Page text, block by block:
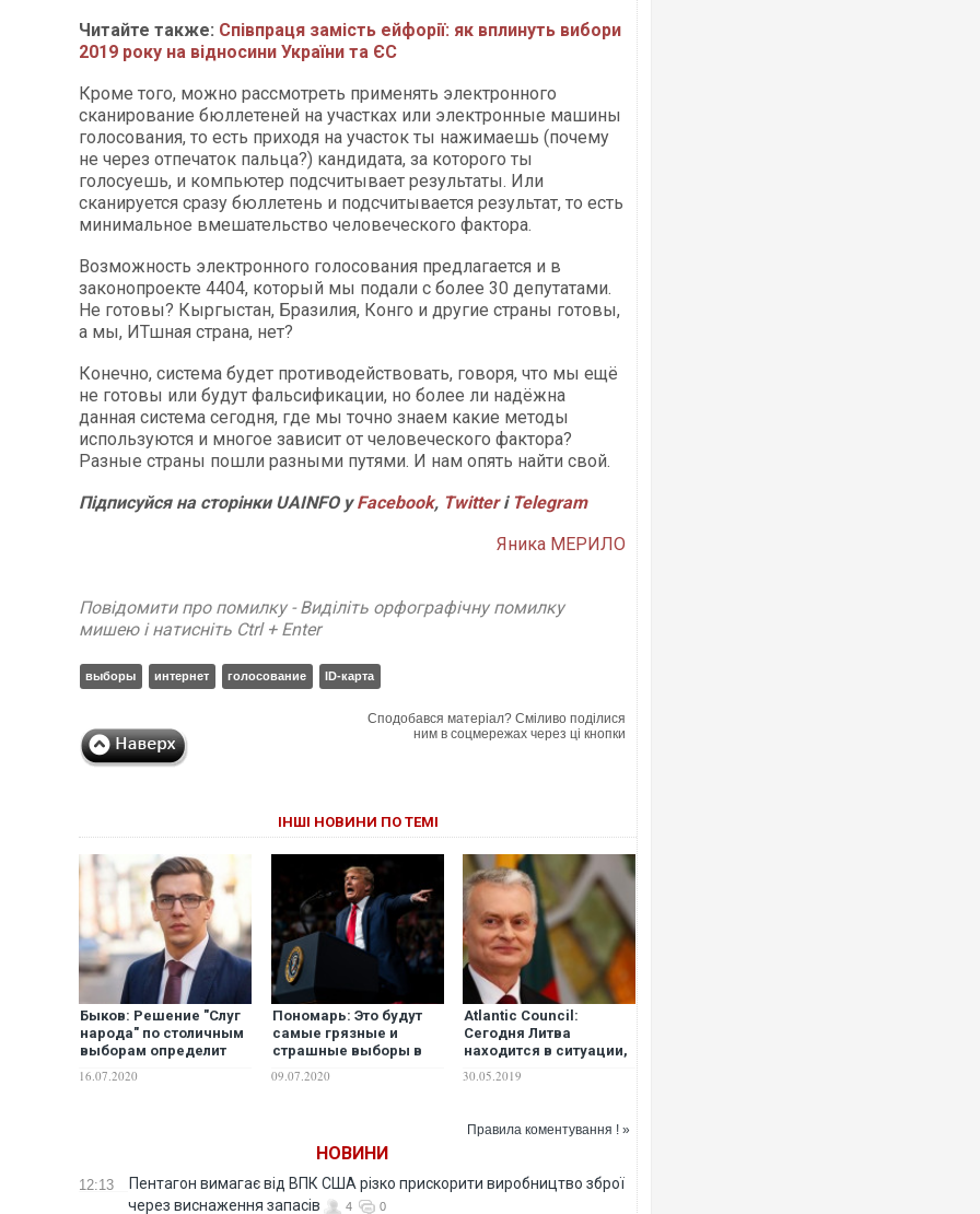
Читайте также: Співпраця замість ейфорії: як вплинуть вибори
2019 року на відносини України та ЄС
Кроме того, можно рассмотреть применять электронного
сканирование бюллетеней на участках или электронные машины
голосования, то есть приходя на участок ты нажимаешь (почему
не через отпечаток пальца?) кандидата, за которого ты
голосуешь, и компьютер подсчитывает результаты. Или
сканируется сразу бюллетень и подсчитывается результат, то есть
минимальное вмешательство человеческого фактора.
Возможность электронного голосования предлагается и в
законопроекте 4404, который мы подали с более 30 депутатами.
Не готовы? Кыргыстан, Бразилия, Конго и другие страны готовы,
а мы, ИТшная страна, нет?
Конечно, система будет противодействовать, говоря, что мы ещё
не готовы или будут фальсификации, но более ли надёжна
данная система сегодня, где мы точно знаем какие методы
используются и многое зависит от человеческого фактора?
Разные страны пошли разными путями. И нам опять найти свой.
Підписуйся на сторінки UAINFO уFacebook, Twitter і Telegram
Яника МЕРИЛО
Повідомити про помилку - Виділіть орфографічну помилку
мишею і натисніть Ctrl + Enter
выборы интернет голосование ID-карта
Сподобався матеріал? Сміливо поділися
ним в соцмережах через ці кнопки
ІНШІ НОВИНИ ПО ТЕМІ
Быков: Решение "Слуг
народа" по столичным
выборам определит
кампании по всей
16.07.2020
Пономарь: Это будут
самые грязные и
страшные выборы в
мира. Цена
09.07.2020
Аtlantic Сouncil:
Сегодня Литва
находится в ситуации,
поставлено на карту,
ошибку
30.05.2019
Правила коментування ! »
НОВИНИ
12:13
Пентагон вимагає від ВПК США різко прискорити виробництво зброї
через виснаження запасів
4 0